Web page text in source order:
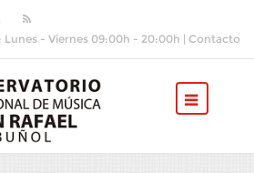
Lunes - Viernes 09:00h - 20:00h | Contacto